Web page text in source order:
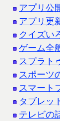
アプリ公
アプリ更
クイズい
ゲーム全
スプラト
スポーツ
スマート
タブレッ
テレビの